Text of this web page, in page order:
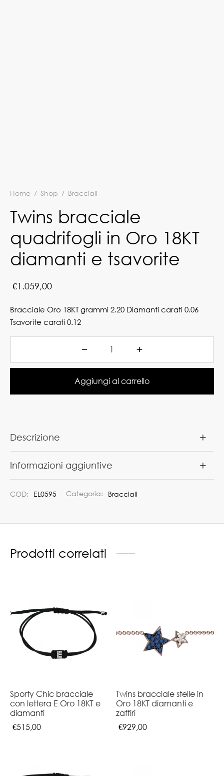
Home / Shop / Bracciali
Twins bracciale
quadrifogli in Oro 18KT
diamanti e tsavorite
€1.059,00
Bracciale Oro 18KT grammi 2.20 Diamanti carati 0.06
Tsavorite carati 0.12
Aggiungi al carrello
Descrizione
Informazioni aggiuntive
COD: EL0595 Categoria: Bracciali
Prodotti correlati
Sporty Chic bracciale
con lettera E Oro 18KT e
diamanti
€515,00
Twins bracciale stelle in
Oro 18KT diamanti e
zaffiri
€929,00